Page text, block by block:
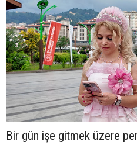
Bir gün işe gitmek üzere